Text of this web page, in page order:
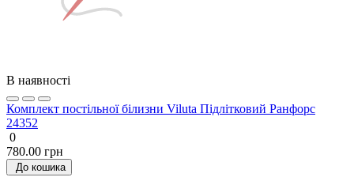
В наявності
Комплект постільної білизни Viluta Підлітковий Ранфорс
24352
0
780.00 грн
До кошика